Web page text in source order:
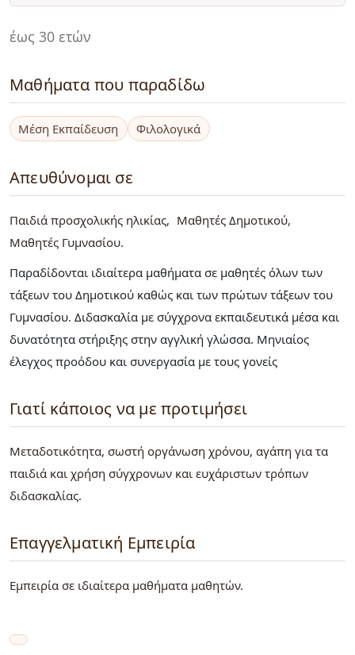
έως 30 ετών
Μαθήματα που παραδίδω
Μέση Εκπαίδευση Φιλολογικά
Απευθύνομαι σε
Παιδιά προσχολικής ηλικίας
Μαθητές Δημοτικού
Μαθητές Γυμνασίου
Παραδίδονται ιδιαίτερα μαθήματα σε μαθητές όλων των
τάξεων του Δημοτικού καθώς και των πρώτων τάξεων του
Γυμνασίου. Διδασκαλία με σύγχρονα εκπαιδευτικά μέσα και
δυνατότητα στήριξης στην αγγλική γλώσσα. Μηνιαίος
έλεγχος προόδου και συνεργασία με τους γονείς
Γιατί κάποιος να με προτιμήσει
Μεταδοτικότητα, σωστή οργάνωση χρόνου, αγάπη για τα
παιδιά και χρήση σύγχρονων και ευχάριστων τρόπων
διδασκαλίας.
Επαγγελματική Εμπειρία
Εμπειρία σε ιδιαίτερα μαθήματα μαθητών.